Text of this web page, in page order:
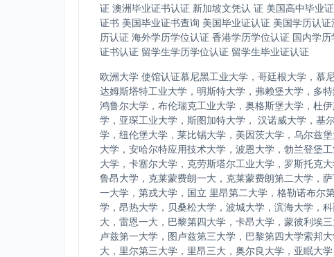
证 澳洲毕业证书认证 新加坡文凭认 证 美国高中毕业
证书 美国毕业证书查询 美国毕业证认证 美国学历认
历认证 海外学历学位认证 香港学历学位认证 国内学
证书认证 留学生学历学位认证 留学生毕业证认证
欧洲大学 使馆认证慕尼黑工业大学，哥廷根大学，慕
达姆斯塔特工业大学，明斯特大学，弗赖堡大学，多
鸿鲁尔大学，布伦瑞克工业大学，奥格斯堡大学，杜
学，亚琛工业大学，斯图加特大学， 汉诺威大学，基
学，纽伦堡大学，莱比锡大学，美因茨大学，乌尔兹
大学，安哈尔特应用技术大学，波恩大学，勃兰登堡
大学，卡塞尔大学，克劳斯塔尔工业大学，罗斯托克
鲁昂大学，克莱蒙费朗一大，克莱蒙费朗第二大学，
一大学，第戎大学，国立 里昂第二大学，格勒诺布尔
学，昂热大学，贝桑松大学，波城大学，滨海大学，
大，雷恩一大，巴黎第四大学，卡昂大学，蒙彼利埃
卢兹第一大学，图卢兹第三大学，巴黎第四大学索邦
大，里尔第三大学，里昂三大，奥尔良大学，亚眠大